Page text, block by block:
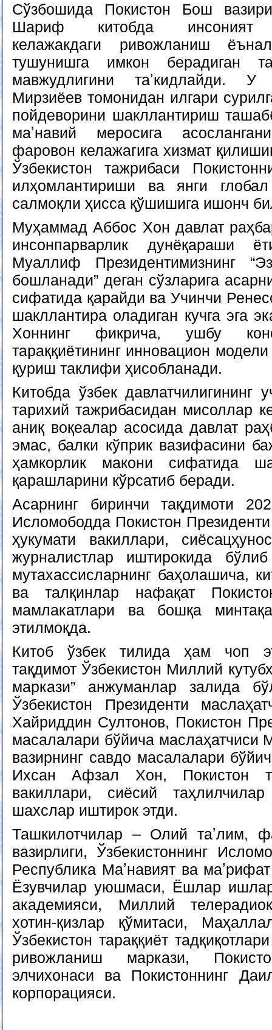
Сўзбошида Покистон Бош
Шариф китобда инсоният
келажакдаги ривожланиш
тушунишга имкон берадиган
мавжудлигини таʼкидлайди.
Мирзиёев томонидан илгари
пойдеворини шакллантириш
маʼнавий меросига
фаровон келажагига хизмат
Ўзбекистон тажрибаси
илҳомлантириши ва янги
салмоқли ҳисса қўшишига ишонч
Муҳаммад Аббос Хон давлат
инсонпарварлик дунёқараши
Муаллиф Президентимизнинг
бошланади” деган сўзларига
сифатида қарайди ва Учинчи
шакллантира оладиган кучга эга
Хоннинг фикрича, ушбу
тараққиётининг инновацион
қуриш таклифи ҳисобланади.
Китобда ўзбек давлатчилигининг
тарихий тажрибасидан мисоллар
аниқ воқеалар асосида давлат
эмас, балки кўприк вазифасини
ҳамкорлик макони сифатида
қарашларини кўрсатиб беради.
Асарнинг биринчи тақдимоти
Исломободда Покистон
ҳукумати вакиллари,
журналистлар иштирокида
мутахассисларнинг баҳолашича,
ва талқинлар нафақат
мамлакатлари ва бошқа
этилмоқда.
Китоб ўзбек тилида ҳам чоп
тақдимот Ўзбекистон Миллий
маркази” анжуманлар залида
Ўзбекистон Президенти
Хайриддин Султонов, Покистон
масалалари бўйича маслаҳатчиси
вазирнинг савдо масалалари
Ихсан Афзал Хон, Покистон
вакиллари, сиёсий
шахслар иштирок этди.
Ташкилотчилар – Олий таʼлим,
вазирлиги, Ўзбекистоннинг
Республика Маʼнавият ва
Ёзувчилар уюшмаси, Ёшлар
академияси, Миллий
хотин-қизлар қўмитаси,
Ўзбекистон тараққиёт
ривожланиш маркази,
элчихонаси ва Покистоннинг
корпорацияси.